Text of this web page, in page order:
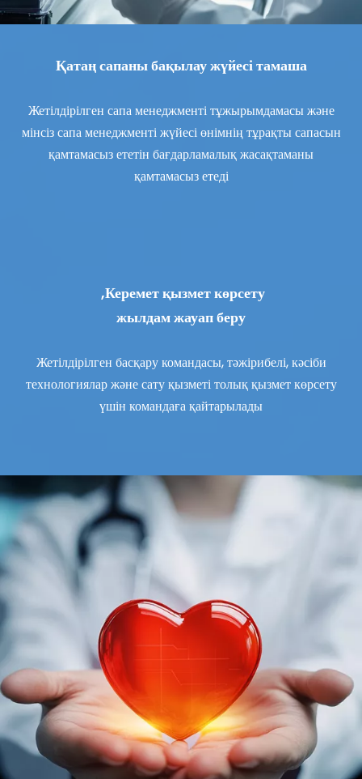
Қатаң сапаны бақылау жүйесі тамаша
Жетілдірілген сапа менеджменті тұжырымдамасы және
мінсіз сапа менеджменті жүйесі өнімнің тұрақты сапасын
қамтамасыз ететін бағдарламалық жасақтаманы
қамтамасыз етеді
Керемет қызмет көрсету,
жылдам жауап беру
Жетілдірілген басқару командасы, тәжірибелі, кәсіби
технологиялар және сату қызметі толық қызмет көрсету
үшін командаға қайтарылады